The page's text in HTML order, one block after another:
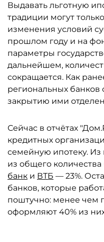
Выдавать льготную
традиции могут
изменения условий
прошлом году и на
параметры
дальнейшем,
сокращается. Как
региональных банков
закрытию ими
Сейчас в отчётах
кредитных
семейную ипотеку. Из
из общего
банк и ВТБ — 23%.
банков, которые
поштучно: менее чем
оформляют 40% из